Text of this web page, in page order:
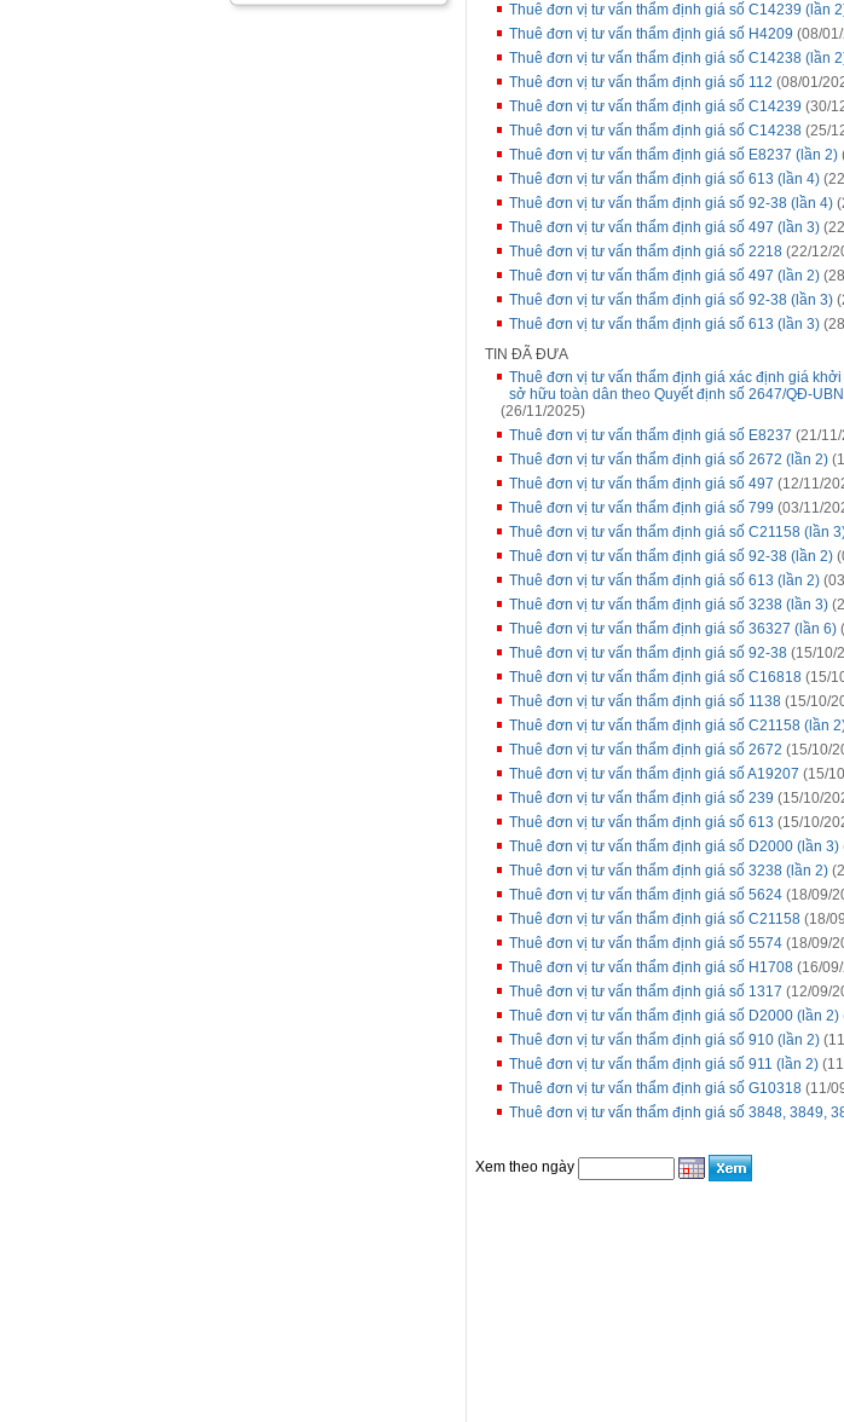
Thuê đơn vị tư vấn thẩm định giá số C14239 (lần
Thuê đơn vị tư vấn thẩm định giá số H4209 (08/
Thuê đơn vị tư vấn thẩm định giá số C14238 (lần
Thuê đơn vị tư vấn thẩm định giá số 112 (08/01/
Thuê đơn vị tư vấn thẩm định giá số C14239 (30/
Thuê đơn vị tư vấn thẩm định giá số C14238 (25/
Thuê đơn vị tư vấn thẩm định giá số E8237 (lần 2)
Thuê đơn vị tư vấn thẩm định giá số 613 (lần 4)
Thuê đơn vị tư vấn thẩm định giá số 92-38 (lần 4)
Thuê đơn vị tư vấn thẩm định giá số 497 (lần 3)
Thuê đơn vị tư vấn thẩm định giá số 2218 (22/12/
Thuê đơn vị tư vấn thẩm định giá số 497 (lần 2)
Thuê đơn vị tư vấn thẩm định giá số 92-38 (lần 3)
Thuê đơn vị tư vấn thẩm định giá số 613 (lần 3)
TIN ĐÃ ĐƯA
Thuê đơn vị tư vấn thẩm định giá xác định giá
sở hữu toàn dân theo Quyết định số 2647/QĐ-
(26/11/2025)
Thuê đơn vị tư vấn thẩm định giá số E8237 (21/
Thuê đơn vị tư vấn thẩm định giá số 2672 (lần 2)
Thuê đơn vị tư vấn thẩm định giá số 497 (12/11/
Thuê đơn vị tư vấn thẩm định giá số 799 (03/11/
Thuê đơn vị tư vấn thẩm định giá số C21158 (lần
Thuê đơn vị tư vấn thẩm định giá số 92-38 (lần 2)
Thuê đơn vị tư vấn thẩm định giá số 613 (lần 2)
Thuê đơn vị tư vấn thẩm định giá số 3238 (lần 3)
Thuê đơn vị tư vấn thẩm định giá số 36327 (lần 6)
Thuê đơn vị tư vấn thẩm định giá số 92-38 (15/10/
Thuê đơn vị tư vấn thẩm định giá số C16818 (15/
Thuê đơn vị tư vấn thẩm định giá số 1138 (15/10/
Thuê đơn vị tư vấn thẩm định giá số C21158 (lần
Thuê đơn vị tư vấn thẩm định giá số 2672 (15/10/
Thuê đơn vị tư vấn thẩm định giá số A19207 (15/
Thuê đơn vị tư vấn thẩm định giá số 239 (15/10/
Thuê đơn vị tư vấn thẩm định giá số 613 (15/10/
Thuê đơn vị tư vấn thẩm định giá số D2000 (lần 3)
Thuê đơn vị tư vấn thẩm định giá số 3238 (lần 2)
Thuê đơn vị tư vấn thẩm định giá số 5624 (18/09/
Thuê đơn vị tư vấn thẩm định giá số C21158 (18/
Thuê đơn vị tư vấn thẩm định giá số 5574 (18/09/
Thuê đơn vị tư vấn thẩm định giá số H1708 (16/
Thuê đơn vị tư vấn thẩm định giá số 1317 (12/09/
Thuê đơn vị tư vấn thẩm định giá số D2000 (lần 2)
Thuê đơn vị tư vấn thẩm định giá số 910 (lần 2)
Thuê đơn vị tư vấn thẩm định giá số 911 (lần 2)
Thuê đơn vị tư vấn thẩm định giá số G10318 (11/
Thuê đơn vị tư vấn thẩm định giá số 3848, 3849,
Xem theo ngày